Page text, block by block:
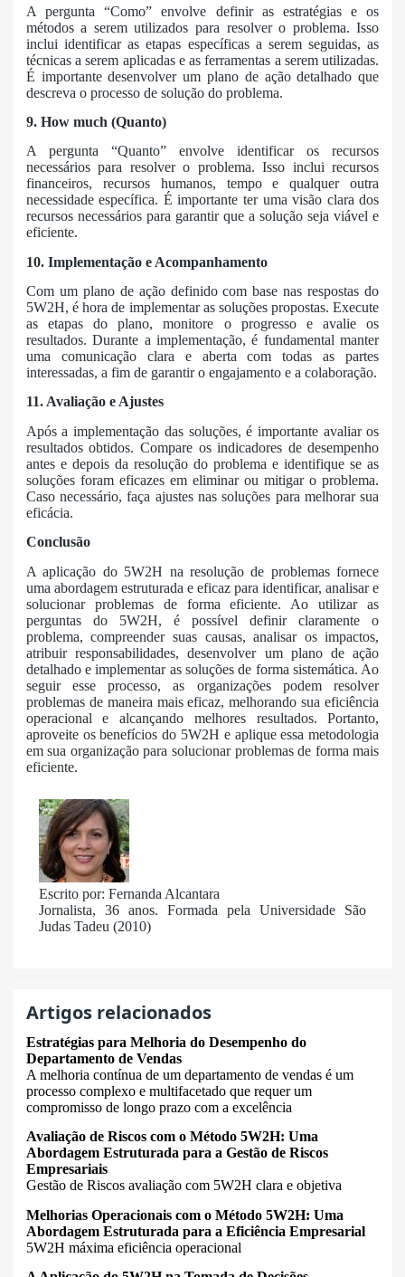
A pergunta “Como” envolve definir as estratégias e os
métodos a serem utilizados para resolver o problema. Isso
inclui identificar as etapas específicas a serem seguidas, as
técnicas a serem aplicadas e as ferramentas a serem utilizadas.
É importante desenvolver um plano de ação detalhado que
descreva o processo de solução do problema.
9. How much (Quanto)
A pergunta “Quanto” envolve identificar os recursos
necessários para resolver o problema. Isso inclui recursos
financeiros, recursos humanos, tempo e qualquer outra
necessidade específica. É importante ter uma visão clara dos
recursos necessários para garantir que a solução seja viável e
eficiente.
10. Implementação e Acompanhamento
Com um plano de ação definido com base nas respostas do
5W2H, é hora de implementar as soluções propostas. Execute
as etapas do plano, monitore o progresso e avalie os
resultados. Durante a implementação, é fundamental manter
uma comunicação clara e aberta com todas as partes
interessadas, a fim de garantir o engajamento e a colaboração.
11. Avaliação e Ajustes
Após a implementação das soluções, é importante avaliar os
resultados obtidos. Compare os indicadores de desempenho
antes e depois da resolução do problema e identifique se as
soluções foram eficazes em eliminar ou mitigar o problema.
Caso necessário, faça ajustes nas soluções para melhorar sua
eficácia.
Conclusão
A aplicação do 5W2H na resolução de problemas fornece
uma abordagem estruturada e eficaz para identificar, analisar e
solucionar problemas de forma eficiente. Ao utilizar as
perguntas do 5W2H, é possível definir claramente o
problema, compreender suas causas, analisar os impactos,
atribuir responsabilidades, desenvolver um plano de ação
detalhado e implementar as soluções de forma sistemática. Ao
seguir esse processo, as organizações podem resolver
problemas de maneira mais eficaz, melhorando sua eficiência
operacional e alcançando melhores resultados. Portanto,
aproveite os benefícios do 5W2H e aplique essa metodologia
em sua organização para solucionar problemas de forma mais
eficiente.
Escrito por: Fernanda Alcantara
Jornalista, 36 anos. Formada pela Universidade São
Judas Tadeu (2010)
Artigos relacionados
Estratégias para Melhoria do Desempenho do
Departamento de Vendas
A melhoria contínua de um departamento de vendas é um
processo complexo e multifacetado que requer um
compromisso de longo prazo com a excelência
Avaliação de Riscos com o Método 5W2H: Uma
Abordagem Estruturada para a Gestão de Riscos
Empresariais
Gestão de Riscos avaliação com 5W2H clara e objetiva
Melhorias Operacionais com o Método 5W2H: Uma
Abordagem Estruturada para a Eficiência Empresarial
5W2H máxima eficiência operacional